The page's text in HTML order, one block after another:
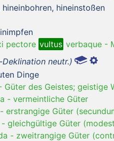
hineinbohren, hineinstoßen
pectore vultus verbaque -
Deklination neutr.)
Dinge
Güter des Geistes; geistige
- vermeintliche Güter
- erstrangige Güter
- gleichgültige Güter
- zweitrangige Güter